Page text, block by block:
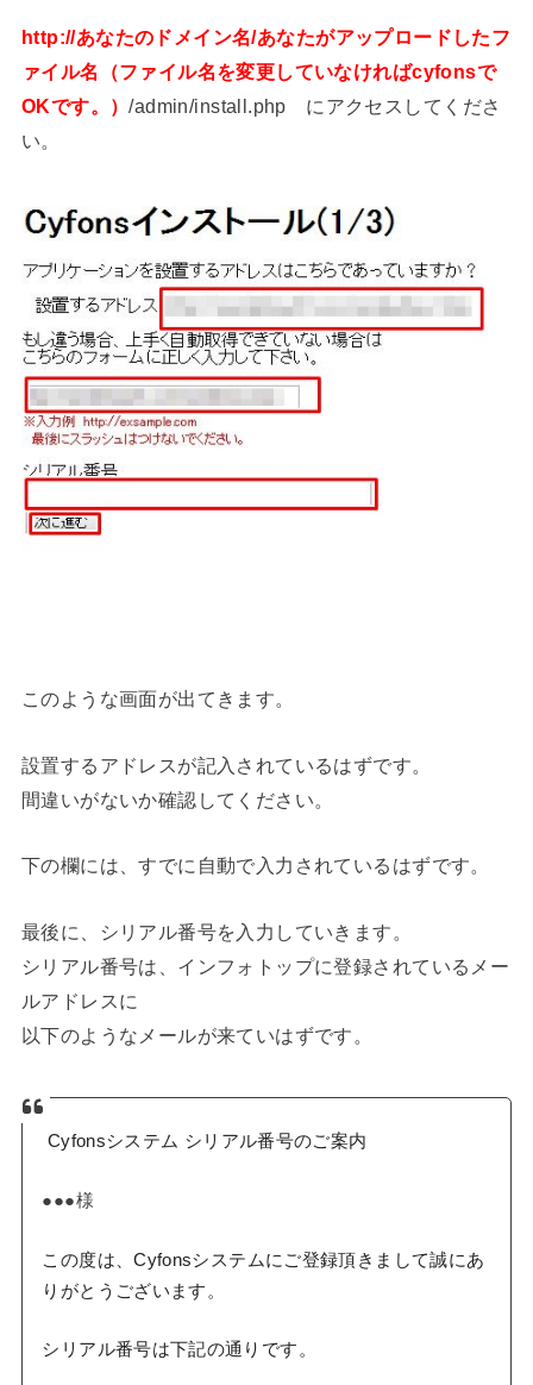
http://あなたのドメイン名/あなたがアップロードしたフ
ァイル名（ファイル名を変更していなければcyfonsで
OKです。）/admin/install.php にアクセスしてくださ
い。
このような画面が出てきます。
設置するアドレスが記入されているはずです。
間違いがないか確認してください。
下の欄には、すでに自動で入力されているはずです。
最後に、シリアル番号を入力していきます。
シリアル番号は、インフォトップに登録されているメー
ルアドレスに
以下のようなメールが来ていはずです。
Cyfonsシステム シリアル番号のご案内
●●●様
この度は、Cyfonsシステムにご登録頂きまして誠にあ
りがとうございます。
シリアル番号は下記の通りです。